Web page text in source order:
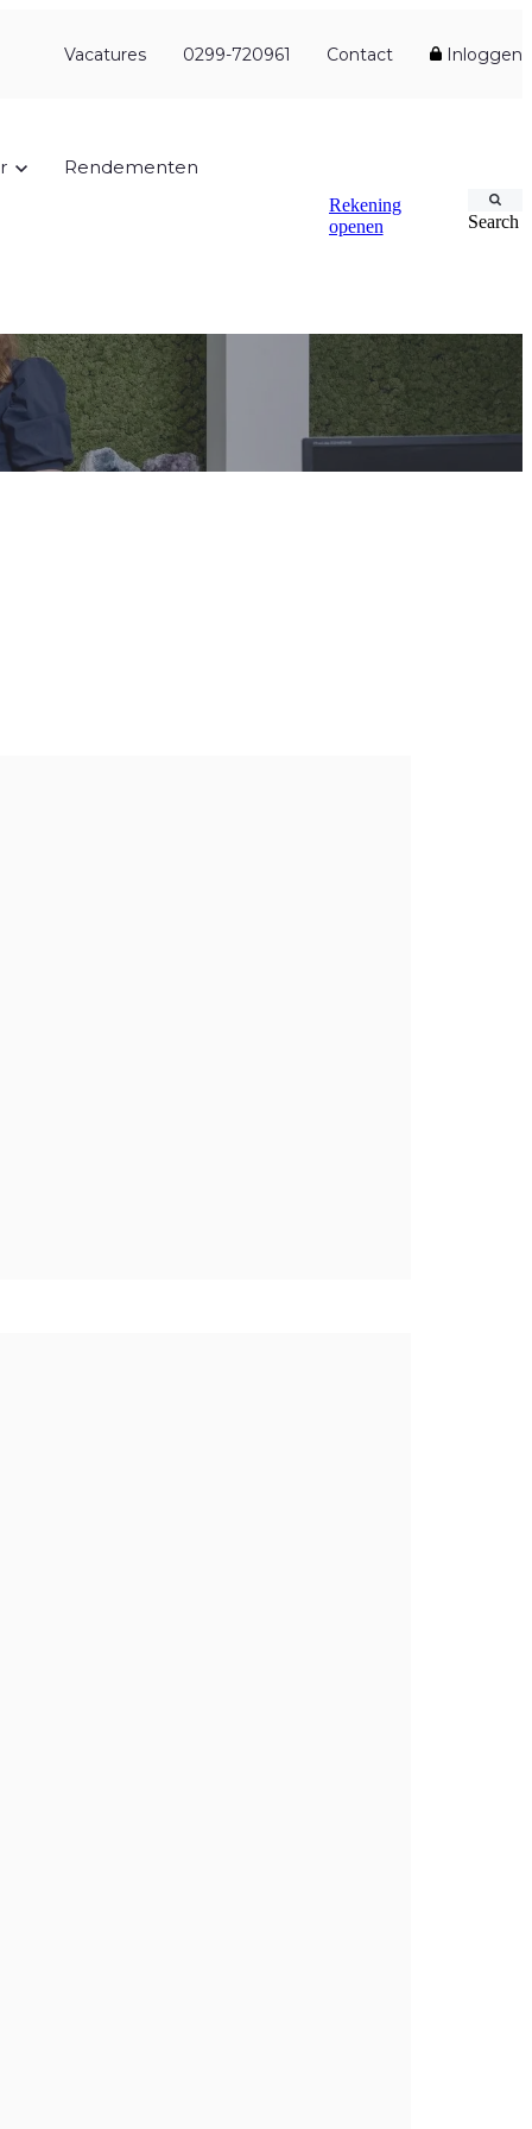
Vacatures 0299-720961 Contact Inloggen
Rendementen
Rekening
openen
Search